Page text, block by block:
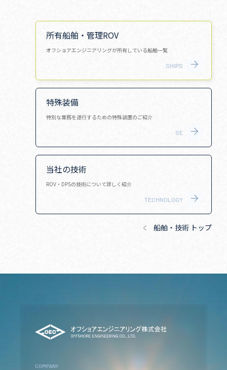
所有船舶・管理ROV
オフショアエンジニアリングが所有している船舶一覧
SHIPS
特殊装備
特別な業務を遂行するための特殊装置のご紹介
SE
当社の技術
ROV・DPSの技術について詳しく紹介
TECHNOLOGY
船舶・技術 トップ
COMPANY